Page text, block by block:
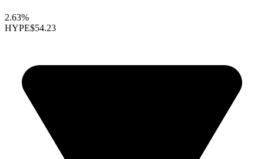
2.63%
HYPE$54.23